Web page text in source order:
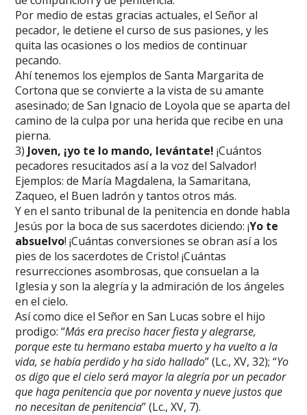
Por medio de estas gracias actuales, el Señor al
pecador, le detiene el curso de sus pasiones, y les
quita las ocasiones o los medios de continuar
pecando.
Ahí tenemos los ejemplos de Santa Margarita de
Cortona que se convierte a la vista de su amante
asesinado; de San Ignacio de Loyola que se aparta del
camino de la culpa por una herida que recibe en una
pierna.
3) Joven, ¡yo te lo mando, levántate! ¡Cuántos
pecadores resucitados así a la voz del Salvador!
Ejemplos: de María Magdalena, la Samaritana,
Zaqueo, el Buen ladrón y tantos otros más.
Y en el santo tribunal de la penitencia en donde habla
Jesús por la boca de sus sacerdotes diciendo: ¡Yo te
absuelvo! ¡Cuántas conversiones se obran así a los
pies de los sacerdotes de Cristo! ¡Cuántas
resurrecciones asombrosas, que consuelan a la
Iglesia y son la alegría y la admiración de los ángeles
en el cielo.
Así como dice el Señor en San Lucas sobre el hijo
prodigo: “Más era preciso hacer fiesta y alegrarse,
porque este tu hermano estaba muerto y ha vuelto a la
vida, se había perdido y ha sido hallado” (Lc., XV, 32); “Yo
os digo que el cielo será mayor la alegría por un pecador
que haga penitencia que por noventa y nueve justos que
no necesitan de penitencia” (Lc., XV, 7).